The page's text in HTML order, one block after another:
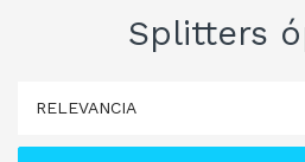
Splitters
RELEVANCIA